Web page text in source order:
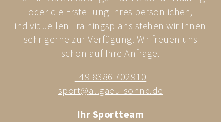
oder die Erstellung Ihres persönlichen,
individuellen Trainingsplans stehen wir Ihnen
sehr gerne zur Verfügung. Wir freuen uns
schon auf Ihre Anfrage.
+49 8386 702910
sport@allgaeu-sonne.de
Ihr Sportteam